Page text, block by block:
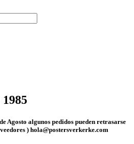
Agosto algunos pedidos pueden retrasarse
) hola@postersverkerke.com